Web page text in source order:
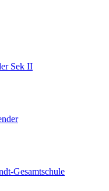
Sek II
Gesamtschule